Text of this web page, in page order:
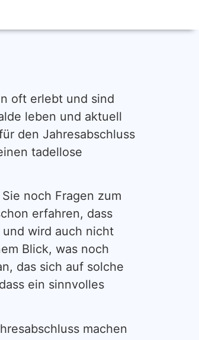
oft erlebt und sind
leben und aktuell
den Jahresabschluss
tadellose
noch Fragen zum
erfahren, dass
wird auch nicht
Blick, was noch
das sich auf solche
ein sinnvolles
machen